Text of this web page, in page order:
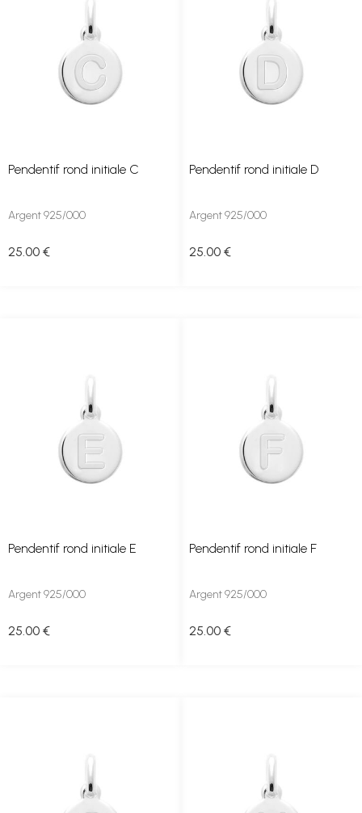
Pendentif rond initiale C
Argent 925/000
25 .00 €
Pendentif rond initiale D
Argent 925/000
25 .00 €
Pendentif rond initiale E
Argent 925/000
25 .00 €
Pendentif rond initiale F
Argent 925/000
25 .00 €